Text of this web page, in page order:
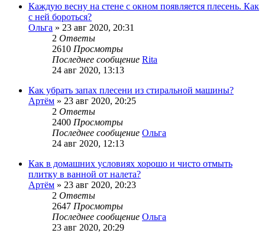
Каждую весну на стене с окном появляется плесень. Как
с ней бороться?
Ольга » 23 авг 2020, 20:31
2 Ответы
2610 Просмотры
Последнее сообщение Rita
24 авг 2020, 13:13
Как убрать запах плесени из стиральной машины?
Артём » 23 авг 2020, 20:25
2 Ответы
2400 Просмотры
Последнее сообщение Ольга
24 авг 2020, 12:13
Как в домашних условиях хорошо и чисто отмыть
плитку в ванной от налета?
Артём » 23 авг 2020, 20:23
2 Ответы
2647 Просмотры
Последнее сообщение Ольга
23 авг 2020, 20:29